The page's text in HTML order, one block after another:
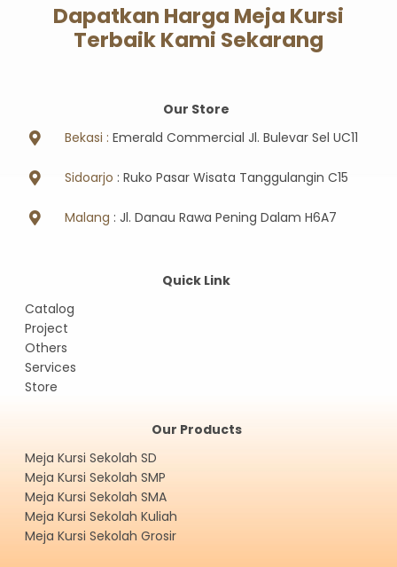
Dapatkan Harga Meja Kursi
Terbaik Kami Sekarang
Our Store
Bekasi : Emerald Commercial Jl. Bulevar Sel UC11
Sidoarjo : Ruko Pasar Wisata Tanggulangin C15
Malang : Jl. Danau Rawa Pening Dalam H6A7
Quick Link
Catalog
Project
Others
Services
Store
Our Products
Meja Kursi Sekolah SD
Meja Kursi Sekolah SMP
Meja Kursi Sekolah SMA
Meja Kursi Sekolah Kuliah
Meja Kursi Sekolah Grosir